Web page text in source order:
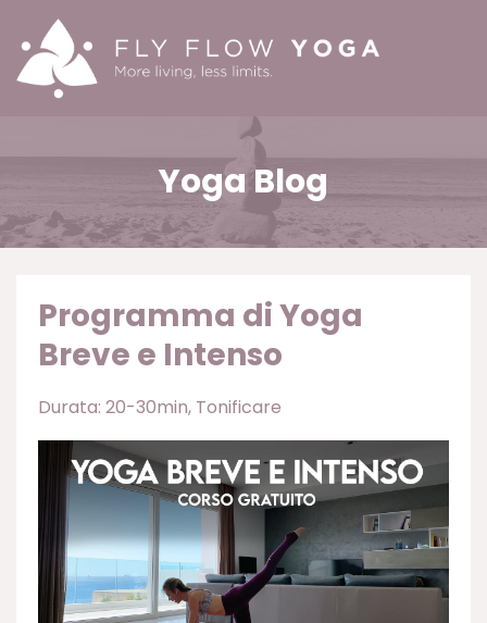
Yoga Blog
Programma di Yoga
Breve e Intenso
Durata: 20-30min Tonificare